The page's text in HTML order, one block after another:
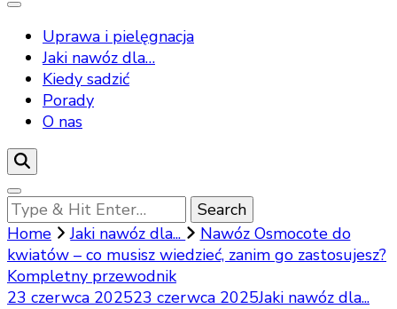
Uprawa i pielęgnacja
Jaki nawóz dla…
Kiedy sadzić
Porady
O nas
Looking
for
Something?
Home Jaki nawóz dla...
Nawóz Osmocote do
kwiatów – co musisz wiedzieć, zanim go zastosujesz?
Kompletny przewodnik
23 czerwca 202523 czerwca 2025Jaki nawóz dla...